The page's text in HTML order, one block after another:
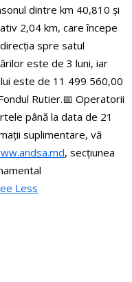
dintre km 40,810 și
2,04 km, care începe
spre satul
este de 3 luni, iar
este de 11 499 560,00
Rutier.📅 Operatorii
până la data de 21
suplimentare, vă
, secțiunea
Less